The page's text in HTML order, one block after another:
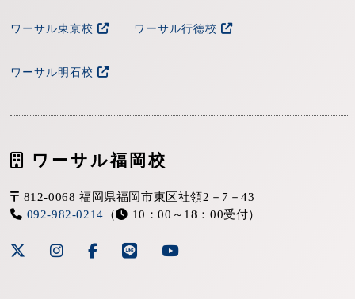
ワーサル東京校 ワーサル行徳校
ワーサル明石校
ワーサル福岡校
812-0068 福岡県福岡市東区社領2－7－43
092-982-0214 （ 10：00～18：00受付）